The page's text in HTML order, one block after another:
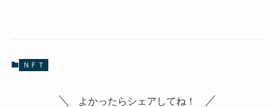
ＮＦＴ
よかったらシェアしてね！